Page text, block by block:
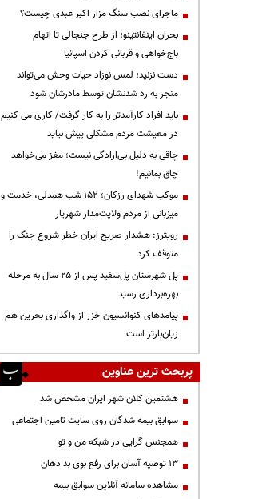
ماجرای نصب سنگ مزار اکبر عبدی چیست؟
بحران اینفانتینو؛ از طرح جنجالی تا اتهام
باج‌خواهی و قربانی کردن اسپانیا
دست نزنید؛ لمس نوزاد حیات وحش می‌تواند
منجر به رد شدنشان توسط مادرشان شود
باید افراد کارآمدتر را به کار گرفت/ کاری می کنیم
در معیشت مردم مشکلی پیش نیاید
چاقی به دلیل بی‌ارادگی نیست؛ مغز می‌خواهد
چاق بمانیم!
موکب شهدای رزکان؛ ۱۵۲ شب همدلی، خدمت و
میزبانی از مردم ولایت‌مدار شهریار
رویترز: هشدار صریح ایران خطر شروع جنگ را
متوقف کرد
پل شهرستان پل‌سفید پس از ۲۵ سال به مرحله
بهره‌برداری رسید
پیامدهای کنوانسیون خزر از واگذاری بحرین هم
زیان‌بارتر است
پربحث ترین عناوین
هشتمین کلان شهر ایران مشخص شد
سوابق بیمه شدگان روی سایت تامین اجتماعی
همجنس گرایی در شبکه من و تو
13 توصیه آسان برای رفع بوی بد دهان
مشاهده سامانه آنلاين سوابق بیمه